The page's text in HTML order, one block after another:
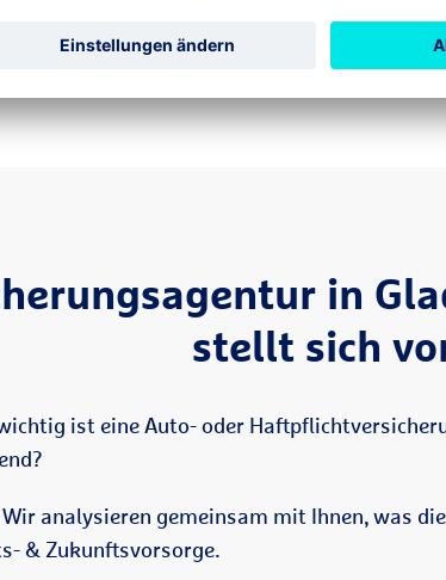
Jetzt bewerten
in
stellt sich
ist eine Auto- oder
analysieren gemeinsam mit Ihnen, was
& Zukunftsvorsorge.